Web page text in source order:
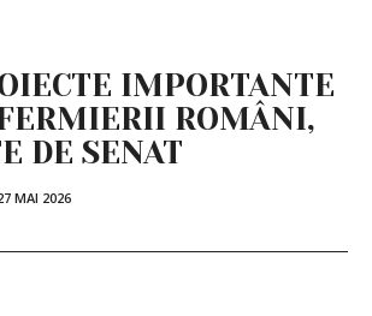
IMPORTANTE
ROMÂNI,
DE SENAT
MAI 2026